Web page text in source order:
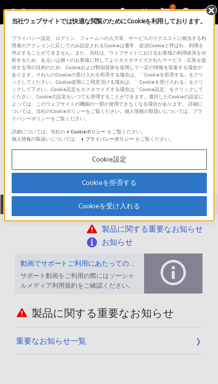
0
総合サポート・お問い合わせ アナログレシーバー
MB-X6
ダウンロード 取扱説明書
製品に関する重要なお知らせ
お知らせ
動画でサポートご利用にあたってのお願い
サポート動画をご利用の際にはソーシャ
ルメディア利用規約をご確認ください。
製品に関する重要なお知らせ
重要なお知らせ一覧
当社ウェブサイトでは快適な閲覧のためにCookieを利用しております。
プライバシー設定、ログイン、フォームへの入力等、サービスのリクエストに相当する利
用者のアクションに応じてのみ設定されるCookieは通常、必須Cookieと呼ばれ、利用を
停止することができません。また、当社は、ウェブサイトにおけるお客様の利用状況を分
析するため、あるいは個々のお客様に対してよりカスタマイズされたサービス・広告を提
供する等の目的のため、Cookieおよび類似技術を使用して一定の情報を収集する場合が
あります。それらのCookieの受け入れを拒否する場合は、「Cookieを拒否する」をクリ
ックしてください。Cookie使用にご同意頂ける場合は、「Cookieを受け入れる」をクリ
ックして下さい。Cookie設定をカスタマイズする場合は「Cookie設定」をクリックして
ください。Cookieの設定をいつでも管理することができます。選択したCookieの設定に
よっては、このウェブサイトの機能の一部が使用できなくなる場合があります。 詳細に
ついては、当社のCookieポリシーをご覧ください。個人情報の取扱いについては、プラ
イバシーポリシーをご覧ください。
詳細については、当社の
Cookieポリシー をご覧ください。
個人情報の取扱いについては、
プライバシーポリシー をご覧ください。
Cookie設定
Cookieを拒否する
Cookieを受け入れる